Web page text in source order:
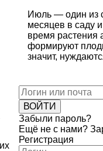
Июль — один из
месяцев в саду
время растения
формируют
значит,
Забыли пароль?
Ещё не с нами?
Регистрация